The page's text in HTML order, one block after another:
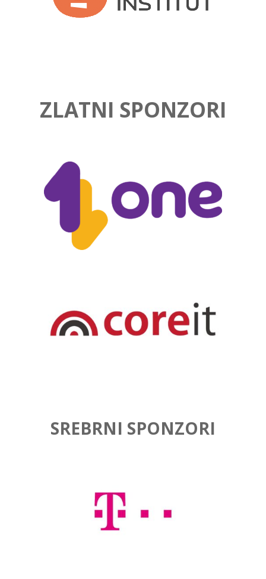
ZLATNI SPONZORI
SREBRNI SPONZORI